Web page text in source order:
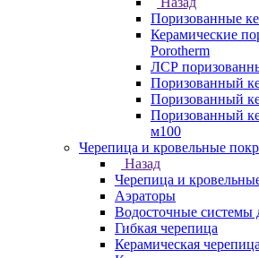
Поризованные
Керамические
Porotherm
ЛСР
Поризованный
Поризованный
Поризованный
м100
Черепица и кровельные
Назад
Черепица и
Аэраторы
Водосточные системы
Гибкая черепица
Керамическая черепица